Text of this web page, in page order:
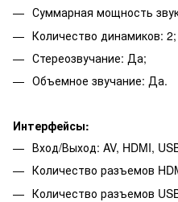
Суммарная мощность
Количество динамиков: 2;
Стереозвучание: Да;
Объемное звучание: Да.
Интерфейсы:
Вход/Выход: AV, HDMI,
Количество разъемов
Количество разъемов